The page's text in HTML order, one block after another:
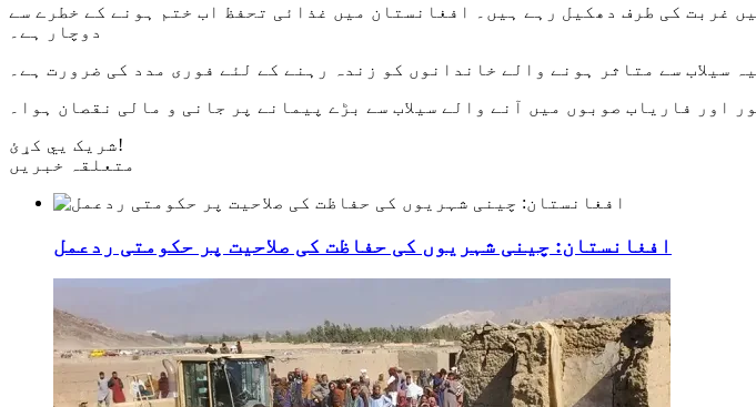
غربت کی طرف دھکیل رہے ہیں۔ افغانستان میں غذائی تحفظ اب ختم ہونے کے خطرے سے
دوچار ہے۔
سیلاب سے متاثر ہونے والے خاندانوں کو زندہ رہنے کے لئے فوری مدد کی ضرورت ہے۔
فاریاب صوبوں میں آنے والے سیلاب سے بڑے پیمانے پر جانی و مالی نقصان ہوا۔
شریک یي کړئ!
متعلقہ خبریں
افغانستان: چینی شہریوں کی حفاظت کی صلاحیت پر حکومتی ردعمل